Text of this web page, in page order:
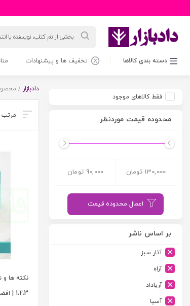
محصولات
دسته بندی کالاها تخفیف ها و پیشنهادات
فقط کالاهای موجود
محدوده قیمت موردنظر
90,000 تومان 130,000 تومان
اعمال محدوده قیمت
بر اساس ناشر
آثار سبز
آراه
آریاداد
آسیا
دادبازار /
نکته ها و
1،2،3 | افضلیان